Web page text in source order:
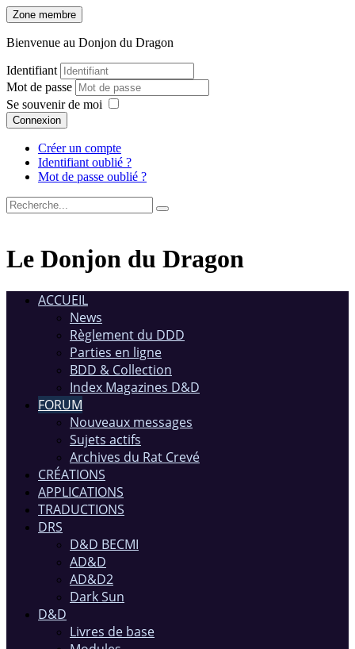
Zone membre
Bienvenue au Donjon du Dragon
Identifiant
Mot de passe
Se souvenir de moi
Connexion
Créer un compte
Identifiant oublié ?
Mot de passe oublié ?
Le Donjon du Dragon
ACCUEIL
News
Règlement du DDD
Parties en ligne
BDD & Collection
Index Magazines D&D
FORUM
Nouveaux messages
Sujets actifs
Archives du Rat Crevé
CRÉATIONS
APPLICATIONS
TRADUCTIONS
DRS
D&D BECMI
AD&D
AD&D2
Dark Sun
D&D
Livres de base